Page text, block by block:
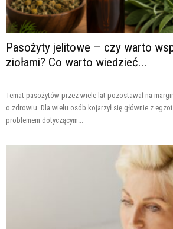
Pasożyty jelitowe – czy warto
ziołami? Co warto wiedzieć...
Temat pasożytów przez wiele lat pozostawał na
o zdrowiu. Dla wielu osób kojarzył się głównie z
problemem dotyczącym...